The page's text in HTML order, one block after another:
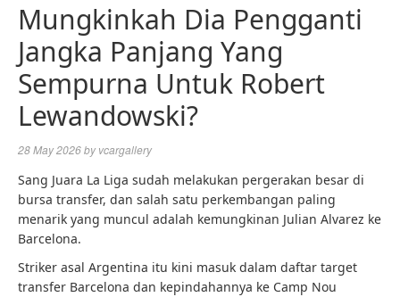
Mungkinkah Dia Pengganti
Jangka Panjang Yang
Sempurna Untuk Robert
Lewandowski?
28 May 2026by vcargallery
Sang Juara La Liga sudah melakukan pergerakan besar di
bursa transfer, dan salah satu perkembangan paling
menarik yang muncul adalah kemungkinan Julian Alvarez ke
Barcelona.
Striker asal Argentina itu kini masuk dalam daftar target
transfer Barcelona dan kepindahannya ke Camp Nou